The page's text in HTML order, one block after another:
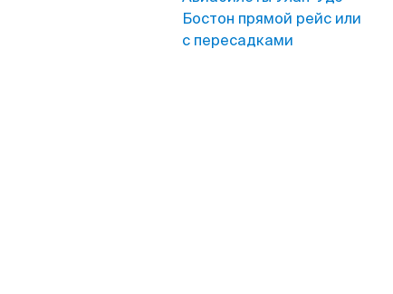
Бостон прямой рейс или
с пересадками